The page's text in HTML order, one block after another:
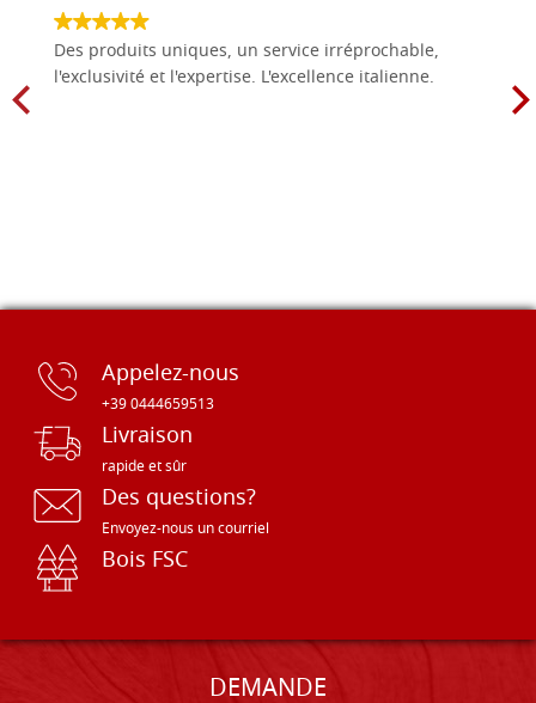
Des produits uniques, un service irréprochable,
l'exclusivité et l'expertise. L'excellence italienne.
Appelez-nous
+39 0444659513
Livraison
rapide et sûr
Des questions?
Envoyez-nous un courriel
Bois FSC
DEMANDE